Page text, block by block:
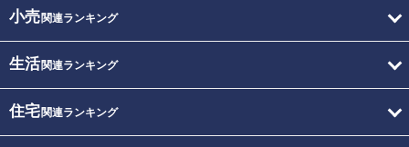
小売関連ランキング
生活関連ランキング
住宅関連ランキング